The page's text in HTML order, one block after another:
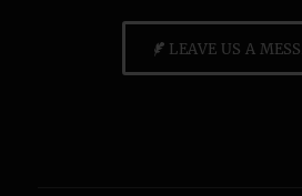
LEAVE US A